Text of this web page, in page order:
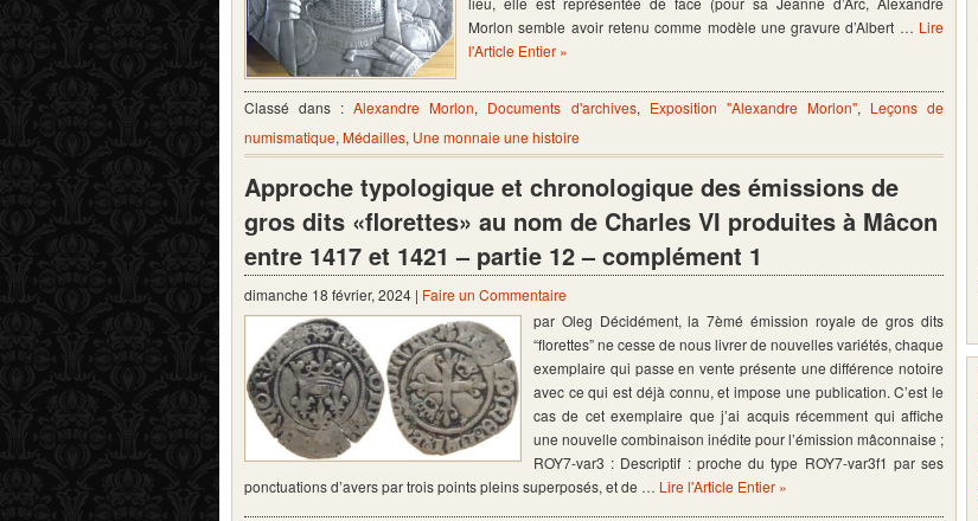
Morlon semble avoir retenu comme modèle une gravure d’Albert … Lire
l'Article Entier »
Classé dans :Alexandre Morlon, Documents d'archives, Exposition "Alexandre Morlon", Leçons de
numismatique, Médailles, Une monnaie une histoire
Approche typologique et chronologique des émissions de
gros dits «florettes» au nom de Charles VI produites à Mâcon
entre 1417 et 1421 – partie 12 – complément 1
dimanche 18 février, 2024 | Faire un Commentaire
par Oleg Décidément, la 7èmé émission royale de gros dits
“florettes” ne cesse de nous livrer de nouvelles variétés, chaque
exemplaire qui passe en vente présente une différence notoire
avec ce qui est déjà connu, et impose une publication. C’est le
cas de cet exemplaire que j’ai acquis récemment qui affiche
une nouvelle combinaison inédite pour l’émission mâconnaise ;
ROY7-var3 : Descriptif : proche du type ROY7-var3f1 par ses
ponctuations d’avers par trois points pleins superposés, et de … Lire l'Article Entier »